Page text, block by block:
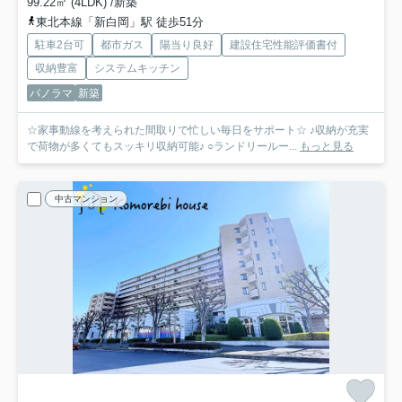
東北本線「新白岡」駅 徒歩51分
駐車2台可 都市ガス 陽当り良好
建設住宅性能評価書付
収納豊富
システムキッチン
パノラマ 新築
☆家事動線を考えられた間取りで忙しい毎日をサポート☆ ♪収納が充実
で荷物が多くてもスッキリ収納可能♪ ○ランドリールー... もっと見る
中古マンション